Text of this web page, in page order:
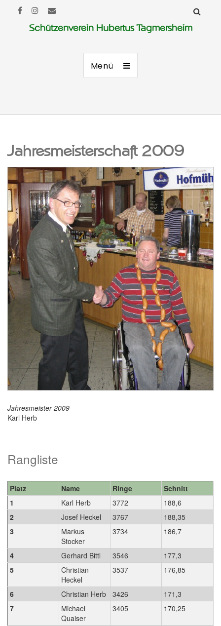
Schützenverein Hubertus Tagmersheim
Menü
Jahresmeisterschaft 2009
Jahresmeister 2009
Karl Herb
Rangliste
Platz Name Ringe
Schnitt
1
Karl Herb 3772
188,6
2
Josef Heckel 3767
188,35
3
Markus
Stocker
3734 186,7
4 Gerhard Bittl 3546
177,3
5
Christian
Heckel
3537 176,85
6 Christian Herb 3426
171,3
7
Michael
Quaiser
3405 170,25